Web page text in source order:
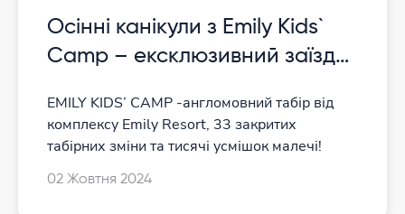
Осінні канікули з Emily Kids`
Camp – ексклюзивний заїзд
EMILY KIDS’ CAMP -англомовний табір від
комплексу Emily Resort, 33 закритих
табірних зміни та тисячі усмішок малечі!
02 Жовтня 2024